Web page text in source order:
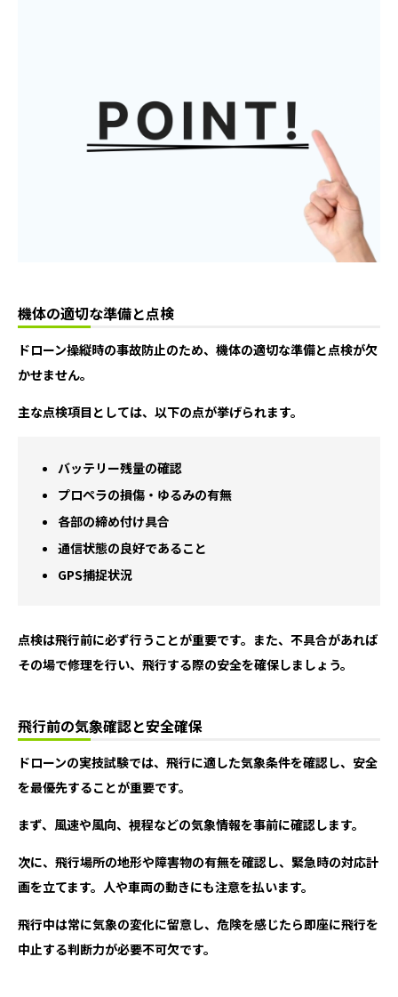
機体の適切な準備と点検
ドローン操縦時の事故防止のため、機体の適切な準備と点検が欠
かせません。
主な点検項目としては、以下の点が挙げられます。
バッテリー残量の確認
プロペラの損傷・ゆるみの有無
各部の締め付け具合
通信状態の良好であること
GPS捕捉状況
点検は飛行前に必ず行うことが重要です。また、不具合があれば
その場で修理を行い、飛行する際の安全を確保しましょう。
飛行前の気象確認と安全確保
ドローンの実技試験では、飛行に適した気象条件を確認し、安全
を最優先することが重要です。
まず、風速や風向、視程などの気象情報を事前に確認します。
次に、飛行場所の地形や障害物の有無を確認し、緊急時の対応計
画を立てます。人や車両の動きにも注意を払います。
飛行中は常に気象の変化に留意し、危険を感じたら即座に飛行を
中止する判断力が必要不可欠です。